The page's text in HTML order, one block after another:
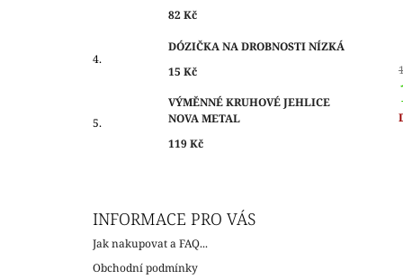
82 Kč
DÓZIČKA NA DROBNOSTI NÍZKÁ
15 Kč
VÝMĚNNÉ KRUHOVÉ JEHLICE
NOVA METAL
119 Kč
INFORMACE PRO VÁS
Jak nakupovat a FAQ...
Obchodní podmínky